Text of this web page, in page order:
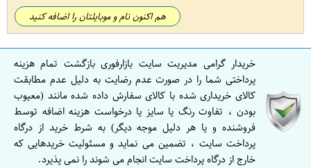
هم اکنون نام و موبایلتان را اضافه کنید
خریدار گرامی مدیریت سایت بازارفوری بازگشت تمام هزینه
پرداختی شما را در صورت عدم رضایت به دلیل عدم مطابقت
کالای خریداری شده با کالای سفارش داده شده مانند (معیوب
بودن ، تفاوت رنگ یا سایز یا درخواست هزینه اضافه توسط
فروشنده و یا هر دلیل موجه دیگر) به شرط خرید از درگاه
پرداخت سایت ، تضمین می نماید و مسئولیت خریدهایی که
خارج از درگاه پرداخت سایت انجام می شوند را نمی پذیرد.